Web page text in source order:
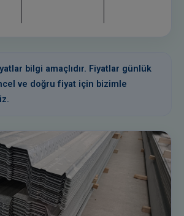
bilgi amaçlıdır. Fiyatlar günlük
ve doğru fiyat için bizimle